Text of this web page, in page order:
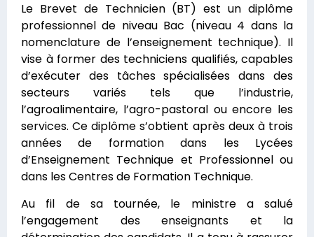
Le Brevet de Technicien (BT) est un diplôme
professionnel de niveau Bac (niveau 4 dans la
nomenclature de l’enseignement technique). Il
vise à former des techniciens qualifiés, capables
d’exécuter des tâches spécialisées dans des
secteurs variés tels que l’industrie,
l’agroalimentaire, l’agro-pastoral ou encore les
services. Ce diplôme s’obtient après deux à trois
années de formation dans les Lycées
d’Enseignement Technique et Professionnel ou
dans les Centres de Formation Technique.
Au fil de sa tournée, le ministre a salué
l’engagement des enseignants et la